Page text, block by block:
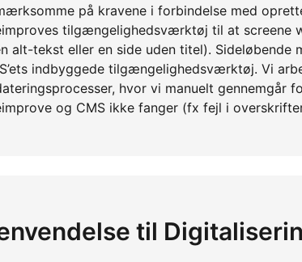
på kravene i forbindelse med
tilgængelighedsværktøj til at screene
alt-tekst eller en side uden titel). Sideløbende
indbyggede tilgængelighedsværktøj. Vi
hvor vi manuelt gennemgår
og CMS ikke fanger (fx fejl i
til